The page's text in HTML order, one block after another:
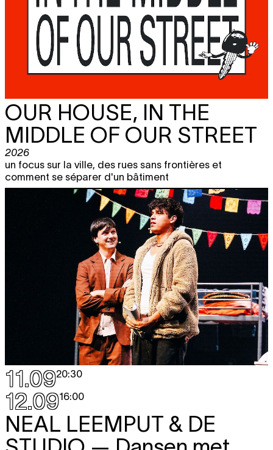
OUR HOUSE, IN THE
MIDDLE OF OUR STREET
2026
un focus sur la ville, des rues sans frontières et
comment se séparer d'un bâtiment
11.0920:30
12.0916:00
NEAL LEEMPUT & DE